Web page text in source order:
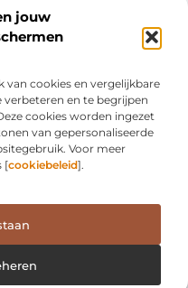
jouw
cookies en vergelijkbare
en te begrijpen
cookies worden ingezet
van gepersonaliseerde
Voor meer
[ cookiebeleid].
de perfecte
en flexibiliteit steeds
displays een